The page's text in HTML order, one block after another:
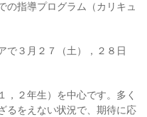
の指導プログラム（カリキュ
で３月２７（土），２８日
，２年生）を中心です。多く
るをえない状況で、期待に応